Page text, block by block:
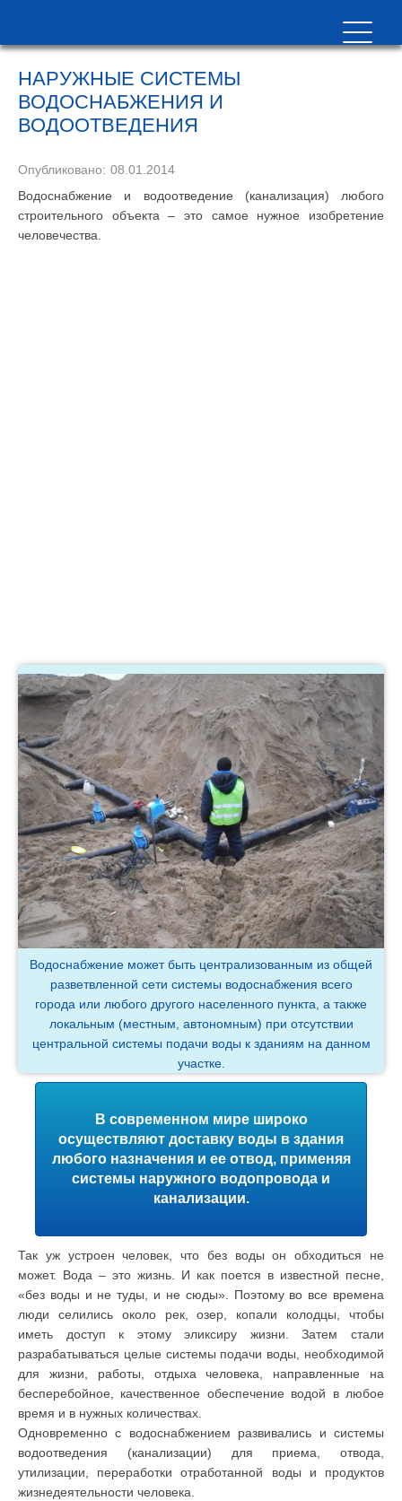
НАРУЖНЫЕ СИСТЕМЫ
ВОДОСНАБЖЕНИЯ И
ВОДООТВЕДЕНИЯ
Опубликовано: 08.01.2014
Водоснабжение и водоотведение (канализация) любого
строительного объекта – это самое нужное изобретение
человечества.
Водоснабжение может быть централизованным из общей
разветвленной сети системы водоснабжения всего
города или любого другого населенного пункта, а также
локальным (местным, автономным) при отсутствии
центральной системы подачи воды к зданиям на данном
участке.
В современном мире широко
осуществляют доставку воды в здания
любого назначения и ее отвод, применяя
системы наружного водопровода и
канализации.
Так уж устроен человек, что без воды он обходиться не
может. Вода – это жизнь. И как поется в известной песне,
«без воды и не туды, и не сюды». Поэтому во все времена
люди селились около рек, озер, копали колодцы, чтобы
иметь доступ к этому эликсиру жизни. Затем стали
разрабатываться целые системы подачи воды, необходимой
для жизни, работы, отдыха человека, направленные на
бесперебойное, качественное обеспечение водой в любое
время и в нужных количествах.
Одновременно с водоснабжением развивались и системы
водоотведения (канализации) для приема, отвода,
утилизации, переработки отработанной воды и продуктов
жизнедеятельности человека.